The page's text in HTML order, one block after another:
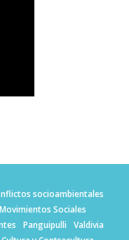
socioambientales
Movimientos Sociales
Panguipulli
Valdivia